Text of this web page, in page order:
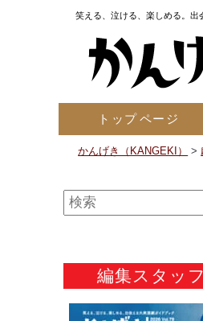
笑える、泣ける、楽しめる。出
トップページ
かんげき（KANGEKI） >
編集スタッ